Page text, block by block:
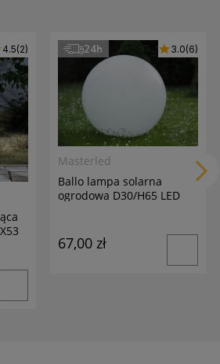
4.5(2) 24h
Masterled
Ballo lampa solarna
ogrodowa D30/H65 LED
3.0(6)
67,00 zł